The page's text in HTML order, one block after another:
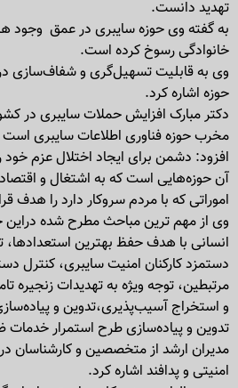
تهدید دانست.
به گفته وی حوزه سایبری در عمق وجود
خانوادگی رسوخ کرده است.
وی به قابلیت تسهیل‌گری و شفاف‌سازی
حوزه اشاره کرد.
دکتر مبارک افزایش حملات سایبری در
مخرب حوزه فناوری اطلاعات سایبری
افزود: دشمن برای ایجاد اختلال عزم
آن حوزه‌هایی است که به اشتغال و
اموراتی که با مردم سروکار دارد را هدف
وی از مهم ترین مباحث مطرح شده دراین
انسانی با هدف حفظ بهترین
دستمزد کارکنان امنیت سایبری، کنترل
مرتبطین، توجه ویژه به تهدیدات زنجیره
و استخراج آسیب‌پذیری،تدوین و
تدوین و پیاده‌سازی طرح استمرار
مدیران ارشد از متخصصین و
امنیتی و پدافند اشاره کرد.